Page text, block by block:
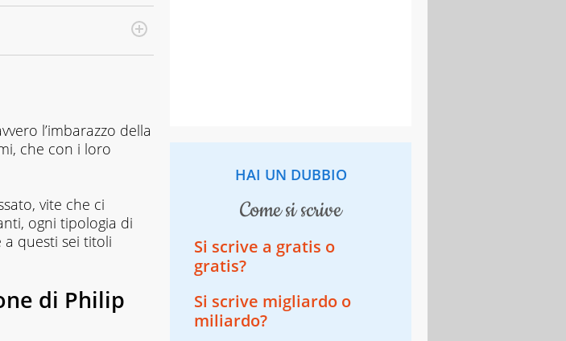
l’imbarazzo della
che con i loro
vite che ci
ogni tipologia di
a questi sei titoli
di Philip
HAI UN DUBBIO
come si scrive
Si scrive a gratis o
gratis?
Si scrive migliardo o
miliardo?